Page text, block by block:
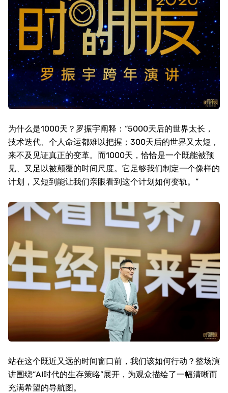
为什么是1000天？罗振宇阐释：“5000天后的世界太长，
技术迭代、个人命运都难以把握； 300天后的世界又太短，
来不及见证真正的变革。而1000天，恰恰是一个既能被预
见、又足以被颠覆的时间尺度。它足够我们制定一个像样的
计划，又短到能让我们亲眼看到这个计划如何变轨。”
站在这个既近又远的时间窗口前，我们该如何行动？整场演
讲围绕“AI时代的生存策略”展开，为观众描绘了一幅清晰而
充满希望的导航图。